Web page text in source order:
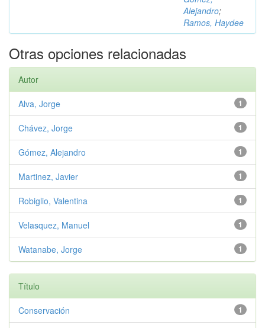
Alejandro;
Ramos, Haydee
Otras opciones relacionadas
Autor
1
Alva, Jorge
1
Chávez, Jorge
1
Gómez, Alejandro
1
Martinez, Javier
1
Robiglio, Valentina
1
Velasquez, Manuel
1
Watanabe, Jorge
Título
1
Conservación